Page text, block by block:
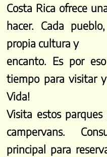
Costa Rica ofrece
hacer. Cada
propia cultura y
encanto. Es por
tiempo para visitar
Vida!
Visita estos parques
campervans.
principal
para